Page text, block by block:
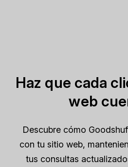
Haz que cada
web
Descubre cómo
con tu sitio web,
tus consultas